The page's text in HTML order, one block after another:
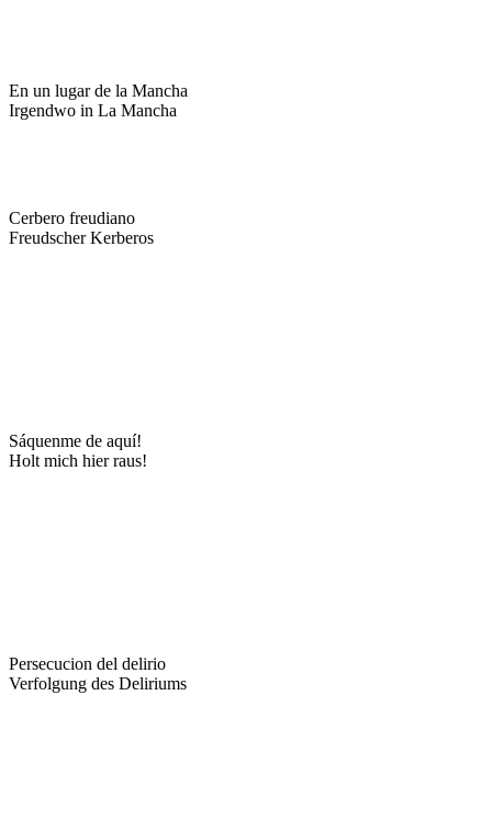
En un lugar de la Mancha
Irgendwo in La Mancha
Cerbero freudiano
Freudscher Kerberos
Sáquenme de aquí!
Holt mich hier raus!
Persecucion del delirio
Verfolgung des Deliriums